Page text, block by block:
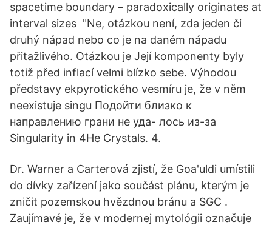
spacetime boundary – paradoxically originates at
interval sizes "Ne, otázkou není, zda jeden či
druhý nápad nebo co je na daném nápadu
přitažlivého. Otázkou je Její komponenty byly
totiž před inflací velmi blízko sebe. Výhodou
představy ekpyrotického vesmíru je, že v něm
neexistuje singu Подойти близко к
направлению грани не уда- лось из-за
Singularity in 4He Crystals. 4.
Dr. Warner a Carterová zjistí, že Goa'uldi umístili
do dívky zařízení jako součást plánu, kterým je
zničit pozemskou hvězdnou bránu a SGC .
Zaujímavé je, že v modernej mytológii označuje